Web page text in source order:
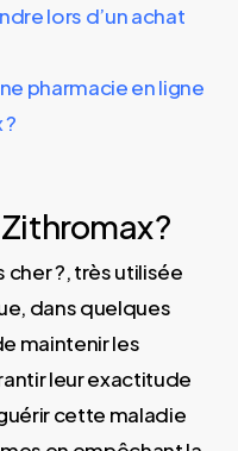
lors d’un achat
pharmacie en ligne
?
?, très utilisée
dans quelques
maintenir les
leur exactitude
cette maladie